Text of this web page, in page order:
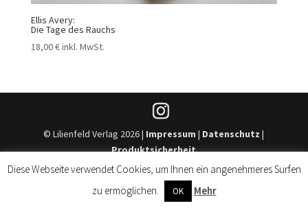
Ellis Avery:
Die Tage des Rauchs
18,00€inkl. MwSt.
© Lilienfeld Verlag 2026 | Impressum | Datenschutz |
Produktsicherheit
Diese Webseite verwendet Cookies, um Ihnen ein angenehmeres Surfen
zu ermöglichen.
OK Mehr